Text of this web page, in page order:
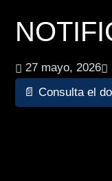
27 mayo, 2026
📄 Consulta el